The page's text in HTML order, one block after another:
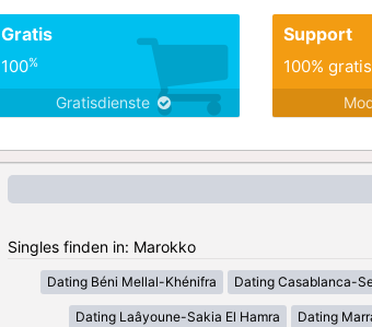
Gratis
100%
Gratisdienste
Support
100% gratis
Singles finden in: Marokko
Dating Béni Mellal-Khénifra Dating Casablanca-
Dating Laâyoune-Sakia El Hamra Dating